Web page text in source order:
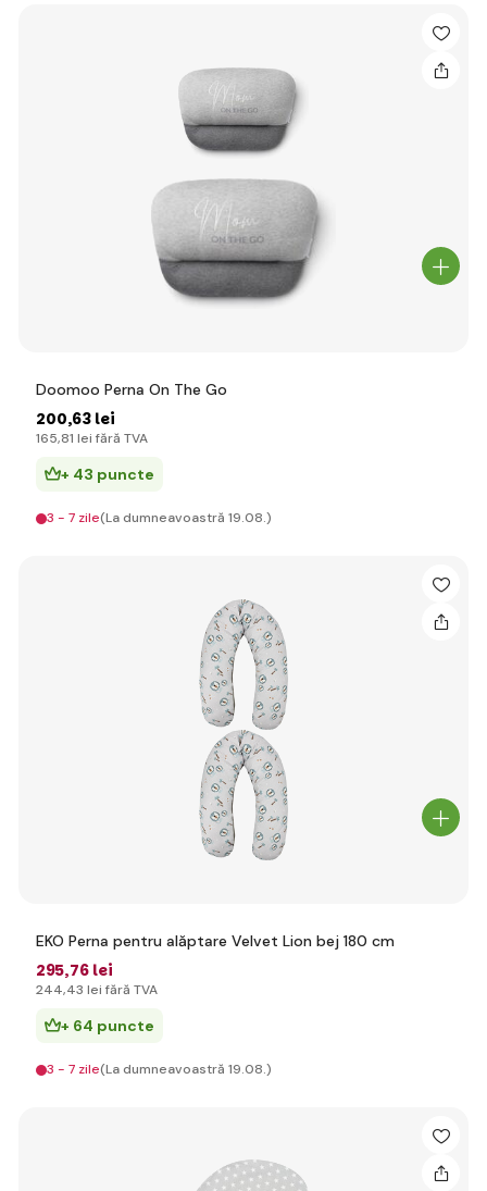
Doomoo Perna On The Go
200,63 lei
165,81 lei fără TVA
+ 43 puncte
3 - 7 zile(La dumneavoastră 19.08.)
EKO Perna pentru alăptare Velvet Lion bej 180 cm
295,76 lei
244,43 lei fără TVA
+ 64 puncte
3 - 7 zile(La dumneavoastră 19.08.)